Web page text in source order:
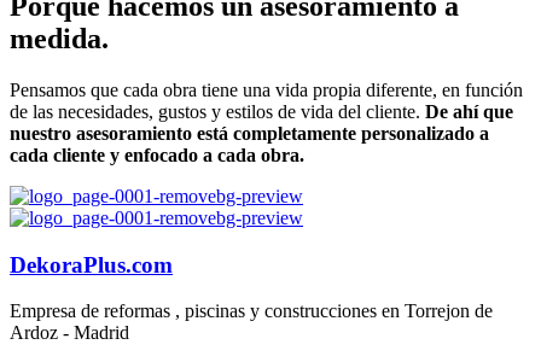
medida.
Pensamos que cada obra tiene una vida propia diferente, en función
de las necesidades, gustos y estilos de vida del cliente. De ahí que
nuestro asesoramiento está completamente personalizado a
cada cliente y enfocado a cada obra.
DekoraPlus.com
Empresa de reformas , piscinas y construcciones en Torrejon de
Ardoz - Madrid